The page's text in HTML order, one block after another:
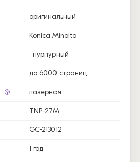
оригинальный
Konica Minolta
пурпурный
до 6000 страниц
лазерная
TNP-27M
GC-213012
1 год